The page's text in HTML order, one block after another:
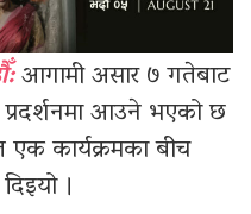
आगामी असार ७ गतेबाट
प्रदर्शनमा आउने भएको छ
एक कार्यक्रमका बीच
।